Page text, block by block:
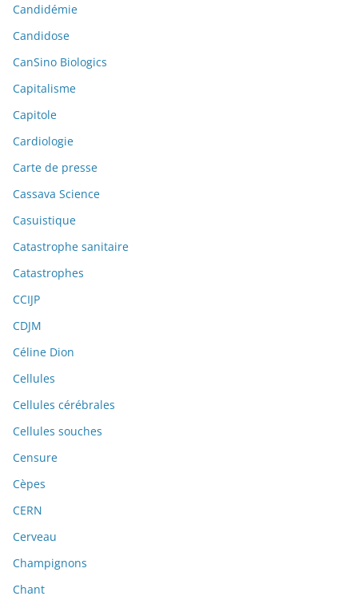
Candidémie
Candidose
CanSino Biologics
Capitalisme
Capitole
Cardiologie
Carte de presse
Cassava Science
Casuistique
Catastrophe sanitaire
Catastrophes
CCIJP
CDJM
Céline Dion
Cellules
Cellules cérébrales
Cellules souches
Censure
Cèpes
CERN
Cerveau
Champignons
Chant